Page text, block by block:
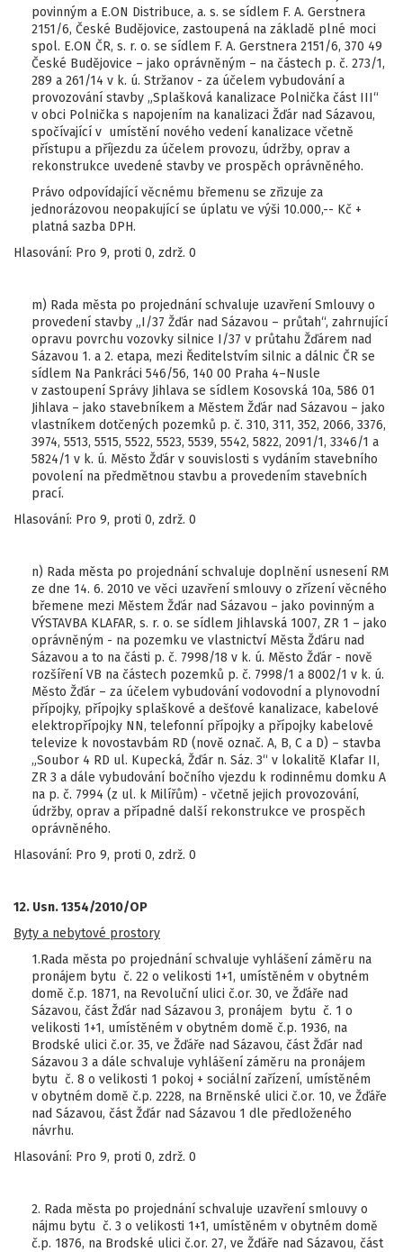
povinným a E.ON Distribuce, a. s. se sídlem F. A. Gerstnera
2151/6, České Budějovice, zastoupená na základě plné moci
spol. E.ON ČR, s. r. o. se sídlem F. A. Gerstnera 2151/6, 370 49
České Budějovice – jako oprávněným – na částech p. č. 273/1,
289 a 261/14 v k. ú. Stržanov - za účelem vybudování a
provozování stavby „Splašková kanalizace Polnička část III“
v obci Polnička s napojením na kanalizaci Žďár nad Sázavou,
spočívající v umístění nového vedení kanalizace včetně
přístupu a příjezdu za účelem provozu, údržby, oprav a
rekonstrukce uvedené stavby ve prospěch oprávněného.
Právo odpovídající věcnému břemenu se zřizuje za
jednorázovou neopakující se úplatu ve výši 10.000,-- Kč +
platná sazba DPH.
Hlasování: Pro 9, proti 0, zdrž. 0
m) Rada města po projednání schvaluje uzavření Smlouvy o
provedení stavby „I/37 Žďár nad Sázavou – průtah“, zahrnující
opravu povrchu vozovky silnice I/37 v průtahu Žďárem nad
Sázavou 1. a 2. etapa, mezi Ředitelstvím silnic a dálnic ČR se
sídlem Na Pankráci 546/56, 140 00 Praha 4–Nusle
v zastoupení Správy Jihlava se sídlem Kosovská 10a, 586 01
Jihlava – jako stavebníkem a Městem Žďár nad Sázavou – jako
vlastníkem dotčených pozemků p. č. 310, 311, 352, 2066, 3376,
3974, 5513, 5515, 5522, 5523, 5539, 5542, 5822, 2091/1, 3346/1 a
5824/1 v k. ú. Město Žďár v souvislosti s vydáním stavebního
povolení na předmětnou stavbu a provedením stavebních
prací.
Hlasování: Pro 9, proti 0, zdrž. 0
n) Rada města po projednání schvaluje doplnění usnesení RM
ze dne 14. 6. 2010 ve věci uzavření smlouvy o zřízení věcného
břemene mezi Městem Žďár nad Sázavou – jako povinným a
VÝSTAVBA KLAFAR, s. r. o. se sídlem Jihlavská 1007, ZR 1 – jako
oprávněným - na pozemku ve vlastnictví Města Žďáru nad
Sázavou a to na části p. č. 7998/18 v k. ú. Město Žďár - nově
rozšíření VB na částech pozemků p. č. 7998/1 a 8002/1 v k. ú.
Město Žďár – za účelem vybudování vodovodní a plynovodní
přípojky, přípojky splaškové a dešťové kanalizace, kabelové
elektropřípojky NN, telefonní přípojky a přípojky kabelové
televize k novostavbám RD (nově označ. A, B, C a D) – stavba
„Soubor 4 RD ul. Kupecká, Žďár n. Sáz. 3“ v lokalitě Klafar II,
ZR 3 a dále vybudování bočního vjezdu k rodinnému domku A
na p. č. 7994 (z ul. k Milířům) - včetně jejich provozování,
údržby, oprav a případné další rekonstrukce ve prospěch
oprávněného.
Hlasování: Pro 9, proti 0, zdrž. 0
12. Usn. 1354/2010/OP
Byty a nebytové prostory
1.Rada města po projednání schvaluje vyhlášení záměru na
pronájem bytu č. 22 o velikosti 1+1, umístěném v obytném
domě č.p. 1871, na Revoluční ulici č.or. 30, ve Žďáře nad
Sázavou, část Žďár nad Sázavou 3, pronájem bytu č. 1 o
velikosti 1+1, umístěném v obytném domě č.p. 1936, na
Brodské ulici č.or. 35, ve Žďáře nad Sázavou, část Žďár nad
Sázavou 3 a dále schvaluje vyhlášení záměru na pronájem
bytu č. 8 o velikosti 1 pokoj + sociální zařízení, umístěném
v obytném domě č.p. 2228, na Brněnské ulici č.or. 10, ve Žďáře
nad Sázavou, část Žďár nad Sázavou 1 dle předloženého
návrhu.
Hlasování: Pro 9, proti 0, zdrž. 0
2. Rada města po projednání schvaluje uzavření smlouvy o
nájmu bytu č. 3 o velikosti 1+1, umístěném v obytném domě
č.p. 1876, na Brodské ulici č.or. 27, ve Žďáře nad Sázavou, část